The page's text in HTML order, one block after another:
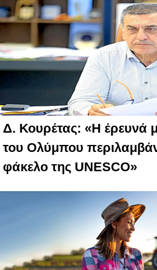
Δ. Κουρέτας: «Η έρευνά
του Ολύμπου
φάκελο της UNESCO»